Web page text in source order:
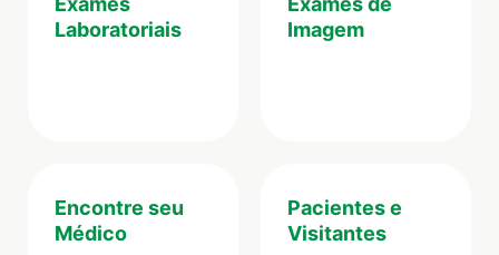
Laboratoriais
Imagem
Encontre seu
Médico
Pacientes e
Visitantes